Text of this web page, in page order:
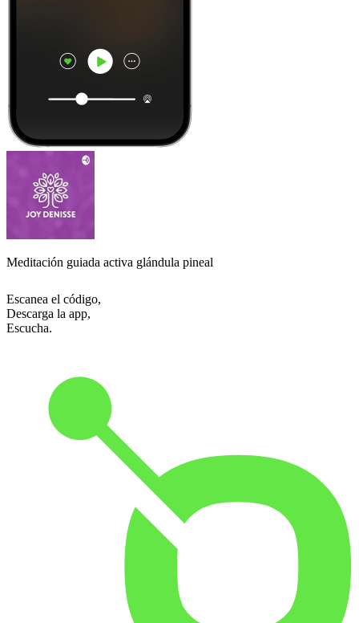
Meditación guiada activa glándula pineal
Escanea el código,
Descarga la app,
Escucha.